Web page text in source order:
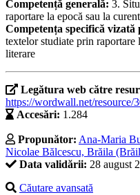
Competență generală: 3.
raportare la epocă sau la
Competența specifică
textelor studiate prin raportare
literare
Legătura web către
https://wordwall.net/resource/
Accesări: 1.284
Propunător: Ana-Maria
Nicolae Bălcescu, Brăila
Data validării: 28 august
Căutare avansată